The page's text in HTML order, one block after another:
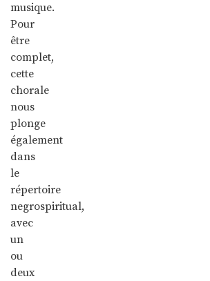
musique.
Pour
être
complet,
cette
chorale
nous
plonge
également
dans
le
répertoire
negrospiritual,
avec
un
ou
deux